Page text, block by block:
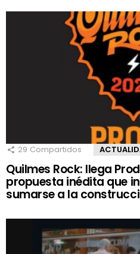
29 Compartidos
Quilmes Rock: llega
propuesta inédita que
sumarse a la